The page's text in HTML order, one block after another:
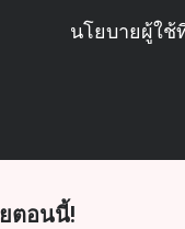
นโยบายผู้ใช้
ตอนนี้!